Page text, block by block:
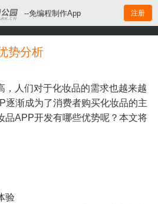
--免编程制作App 注册
势分析
，人们对于化妆品的需求也越来越
逐渐成为了消费者购买化妆品的主
品APP开发有哪些优势呢？本文将
验